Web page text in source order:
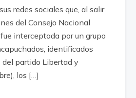
redes sociales que, al salir
del Consejo Nacional
interceptada por un grupo
identificados
partido Libertad y
los […]